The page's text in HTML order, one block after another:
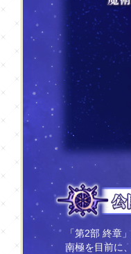
「第2部 終章
南極を目前に